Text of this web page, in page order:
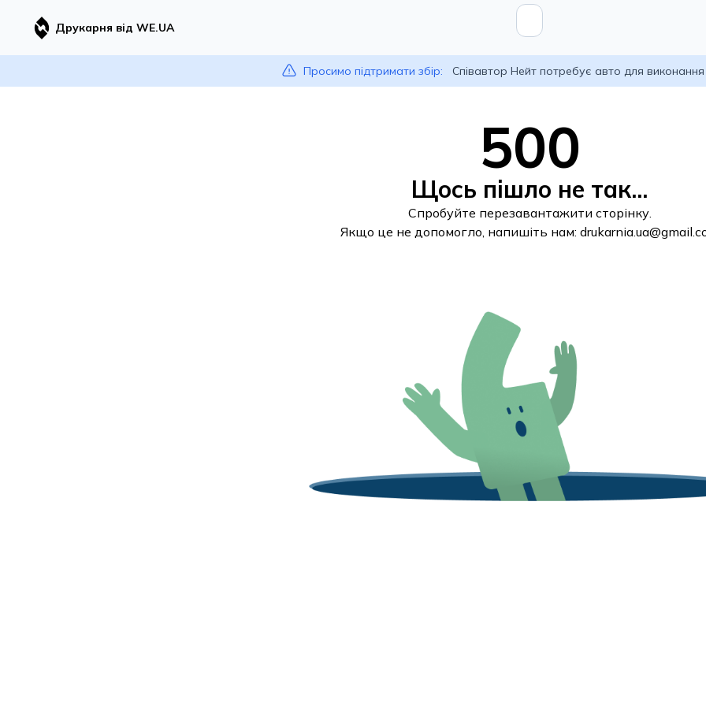
Друкарня від WE.UA
Просимо підтримати збір: Співавтор Нейт потребує авто для
500
Щось пішло не так...
Спробуйте перезавантажити сторінку.
Якщо це не допомогло, напишіть нам: